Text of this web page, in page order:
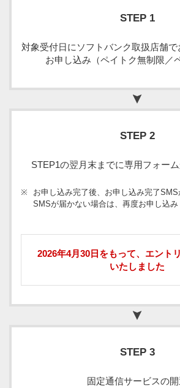
STEP 1
対象受付日にソフトバンク取扱店舗で
お申し込み（ペイトク無制限／
STEP 2
STEP1の翌月末までに専用フォー
※
お申し込み完了後、お申し込み完了SMS
SMSが届かない場合は、再度お申し込
2026年4月30日をもって、エント
いたしました
STEP 3
固定通信サービスの開